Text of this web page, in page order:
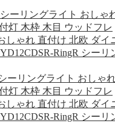
ーリングライト おしゃ
灯 木枠 木目 ウッドフレ
しゃれ 直付け 北欧 ダイ
RingR シーリ
ーリングライト おしゃ
灯 木枠 木目 ウッドフレ
しゃれ 直付け 北欧 ダイ
RingR シーリ